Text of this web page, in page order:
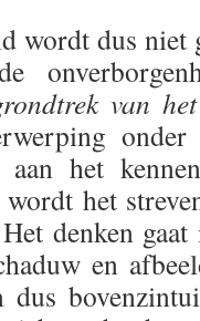
dus niet
van
aan het
het
denken gaat
en